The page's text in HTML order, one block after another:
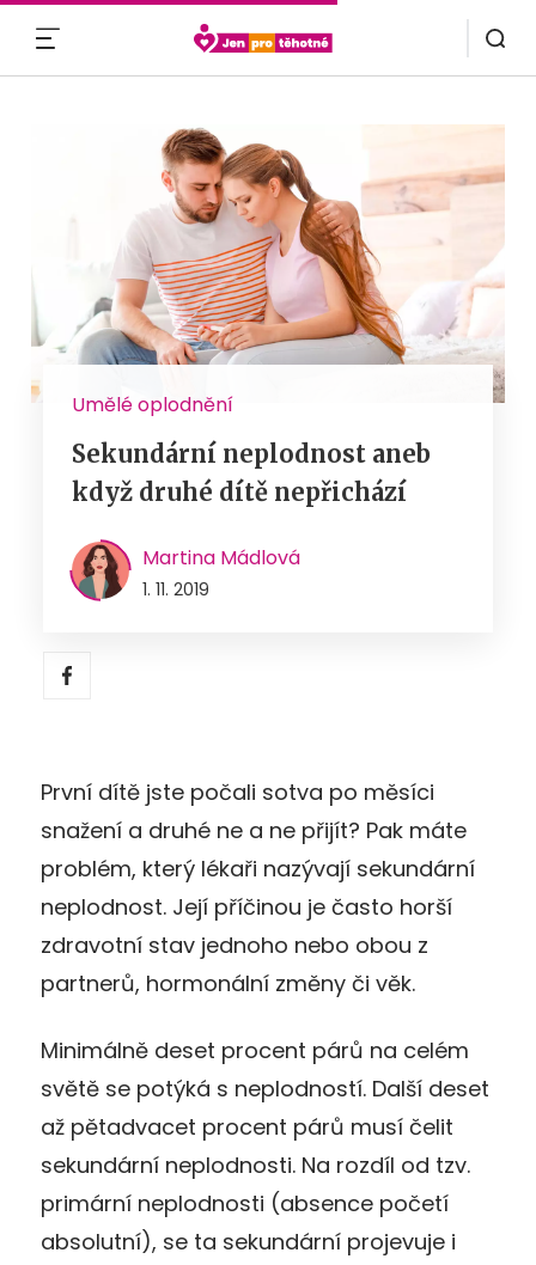
Umělé oplodnění
Sekundární neplodnost aneb
když druhé dítě nepřichází
Martina Mádlová
1. 11. 2019
První dítě jste počali sotva po měsíci
snažení a druhé ne a ne přijít? Pak máte
problém, který lékaři nazývají sekundární
neplodnost. Její příčinou je často horší
zdravotní stav jednoho nebo obou z
partnerů, hormonální změny či věk.
Minimálně deset procent párů na celém
světě se potýká s neplodností. Další deset
až pětadvacet procent párů musí čelit
sekundární neplodnosti. Na rozdíl od tzv.
primární neplodnosti (absence početí
absolutní), se ta sekundární projevuje i